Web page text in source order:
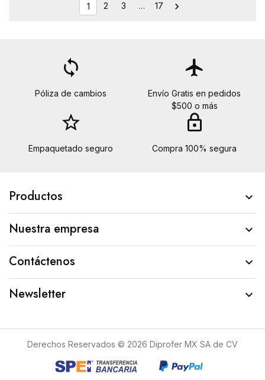
1 2 3 … 17 
loop
Póliza de cambios
flight
Envío Gratis en pedidos
$500 o más
star_border
Empaquetado seguro
lock
Compra 100% segura
Productos 
Nuestra empresa 
Contáctenos 
Newsletter 
Derechos Reservados © 2026 Diprofer MX SA de CV